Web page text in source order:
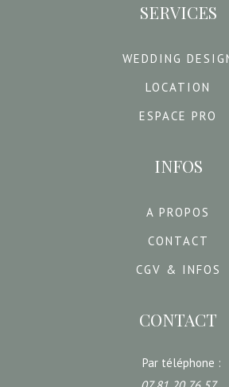
CONTACT
Par téléphone :
INFOS
A PROPOS
CONTACT
CGV & INFOS
SERVICES
WEDDING
LOCATION
ESPACE PRO